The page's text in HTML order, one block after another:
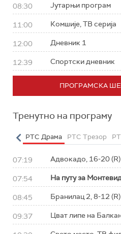
08:30 Јутарњи програм
11:00 Комшије, ТВ серија
12:00 Дневник 1
12:39 Спортски дневник
ПРОГРАМСКА
Тренутно на програму
РТС Драма РТС Трезор
07:19 Адвокадо, 16-20 (R)
07:54 На путу за
08:45 Бранилац 2, 8-12 (R)
09:37 Цват липе на